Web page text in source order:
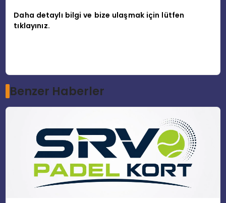
Daha detaylı bilgi ve bize ulaşmak için lütfen
tıklayınız.
Benzer Haberler